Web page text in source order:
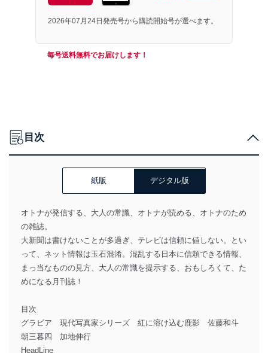
2026年07月24日発売号から購読開始号が選べます。
毎号送料無料でお届けします！
目次
紙版 デジタル版
オトナが発信する、大人の常識、オトナが読める、オトナのため
の雑誌。
大新聞は書けないことが多過ぎ、テレビは信頼に値しない。とい
って、ネット情報は玉石混淆。混乱する日本に信頼できる情報、
まっ当なものの見方、大人の常識を提示する、おもしろくて、た
めになる月刊誌！
目次
グラビア 現代写真家シリーズ 紅に溶け込む鹿影 佐藤和斗
朝三暮四 加地伸行
HeadLine